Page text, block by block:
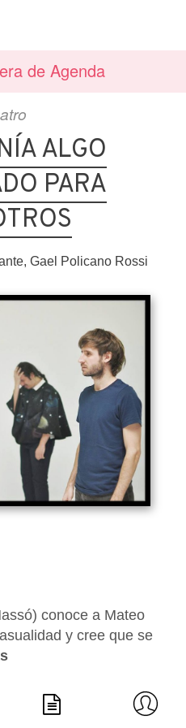
de Agenda
ALGO
PARA
, Gael Policano Rossi
conoce a Mateo
y cree que se